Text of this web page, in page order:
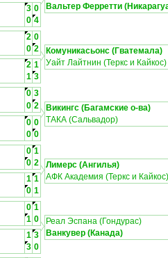
3 0
0 4
Вальтер Ферретти
2 0
0 2
2 1
1 3
Комуникасьонс (Гватемала)
Уайт Лайтнин (Теркс и Кайкос)
0 3
0 2
0 0
0 0
Викингс (Багамские о-ва)
ТАКА (Сальвадор)
0 1
0 2
1 1
0 1
Лимерс (Ангилья)
АФК Академия (Теркс и Кайкос)
0 1
1 0
1 3
3 0
Реал Эспана (Гондурас)
Ванкувер (Канада)